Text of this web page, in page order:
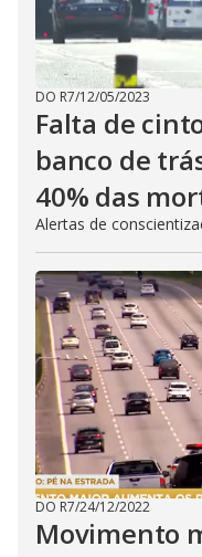
DO R7/12/05/2023
Falta de
banco de
40% das
Alertas de
DO R7/24/12/2022
Movimento